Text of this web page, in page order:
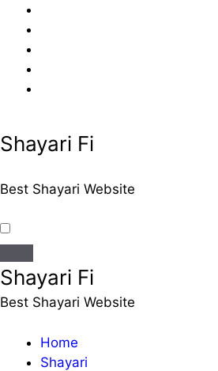
content
Shayari Fi
Best Shayari Website
Shayari Fi
Best Shayari Website
Home
Shayari